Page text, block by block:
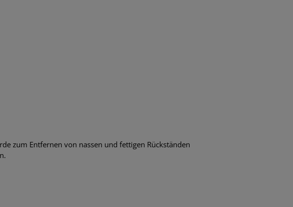
zum Entfernen von nassen und fettigen Rückständen